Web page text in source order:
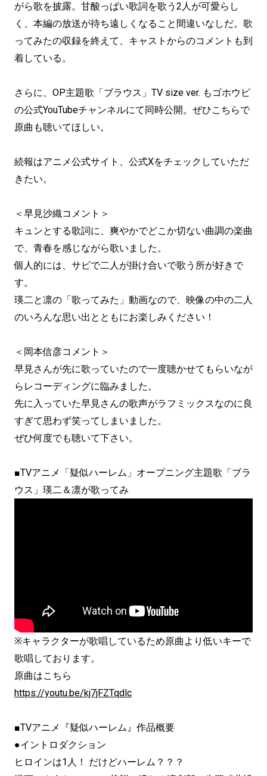
がら歌を披露。甘酸っぱい歌詞を歌う2人が可愛らし
く、本編の放送が待ち遠しくなること間違いなしだ。歌
ってみたの収録を終えて、キャストからのコメントも到
着している。
さらに、OP主題歌「ブラウス」TV size ver. もゴホウビ
の公式YouTubeチャンネルにて同時公開。ぜひこちらで
原曲も聴いてほしい。
続報はアニメ公式サイト、公式Xをチェックしていただ
きたい。
＜早見沙織コメント＞
キュンとする歌詞に、爽やかでどこか切ない曲調の楽曲
で、青春を感じながら歌いました。
個人的には、サビで二人が掛け合いで歌う所が好きで
す。
瑛二と凛の「歌ってみた」動画なので、映像の中の二人
のいろんな思い出とともにお楽しみください！
＜岡本信彦コメント＞
早見さんが先に歌っていたので一度聴かせてもらいなが
らレコーディングに臨みました。
先に入っていた早見さんの歌声がラフミックスなのに良
すぎて思わず笑ってしまいました。
ぜひ何度でも聴いて下さい。
■TVアニメ「疑似ハーレム」オープニング主題歌「ブラ
ウス」瑛二＆凛が歌ってみ
※キャラクターが歌唱しているため原曲より低いキーで
歌唱しております。
原曲はこちら
https://youtu.be/kj7jFZTqdlc
■TVアニメ『疑似ハーレム』作品概要
●イントロダクション
ヒロインは1人！ だけどハーレム？？？